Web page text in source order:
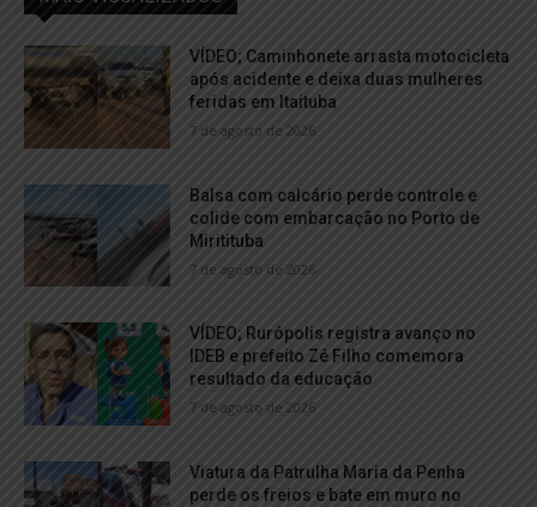
VÍDEO; Caminhonete arrasta motocicleta
após acidente e deixa duas mulheres
feridas em Itaituba
7 de agosto de 2026
Balsa com calcário perde controle e
colide com embarcação no Porto de
Miritituba
7 de agosto de 2026
VÍDEO; Rurópolis registra avanço no
IDEB e prefeito Zé Filho comemora
resultado da educação
7 de agosto de 2026
Viatura da Patrulha Maria da Penha
perde os freios e bate em muro no